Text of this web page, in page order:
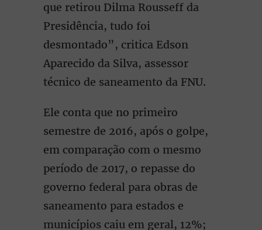
que retirou Dilma Rousseff da
Presidência, tudo foi
desmontado”, critica Edson
Aparecido da Silva, assessor
técnico de saneamento da FNU.
Ele conta que no primeiro
semestre de 2016, após o golpe,
em comparação com o mesmo
período de 2017, o repasse do
governo federal para obras de
saneamento para estados e
municípios caiu em geral, 12%;